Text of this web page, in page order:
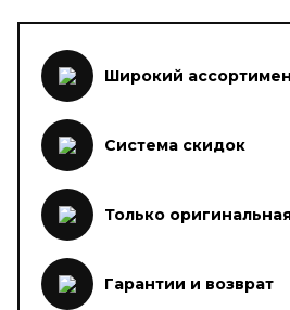
Широкий
Система скидок
Только
Гарантии и возврат